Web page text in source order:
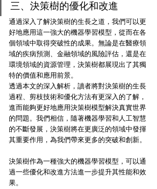
三、決策樹的優化和改進
通過深入了解決策樹的生長之道，我們可以更
好地應用這一強大的機器學習模型，從而在各
個領域中取得突破性的成果。無論是在醫療領
域的疾病預測、金融領域的風險評估，還是在
環境領域的資源管理，決策樹都展現出了其獨
特的價值和應用前景。
透過本文的深入解析，讀者將對決策樹的生長
過程、剪枝技術和優化方法有更深入的了解，
進而能夠更好地應用決策樹模型解決真實世界
的問題。我們相信，隨著機器學習和人工智慧
的不斷發展，決策樹將在更廣泛的領域中發揮
其重要作用，為我們帶來更多的突破和創新。
決策樹作為一種強大的機器學習模型，可以通
過一些優化和改進方法進一步提升其性能和效
果。